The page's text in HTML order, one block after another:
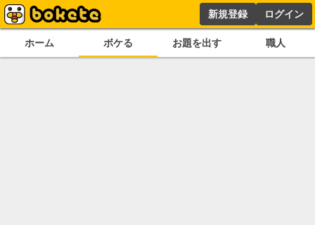
新規登録 ログイン
ホーム ボケる お題を出す 職人